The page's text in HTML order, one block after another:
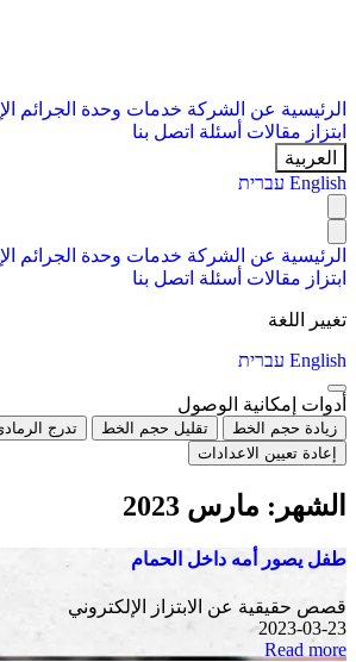
الرئيسية عن الشركة خدمات وحدة الجرائم
ابتزاز مقالات أسئلة اتصل بنا
العربية
English עברית
الرئيسية عن الشركة خدمات وحدة الجرائم
ابتزاز مقالات أسئلة اتصل بنا
تغيير اللغة
English עברית
أدوات إمكانية الوصول
زيادة حجم الخط تقليل حجم الخط تدرج
إعادة تعيين الاعدادات
الشهر: مارس 2023
طفل يصور أمه داخل الحمام
قصص حقيقية عن الابتزاز الإلكتروني
2023-03-23
Read more